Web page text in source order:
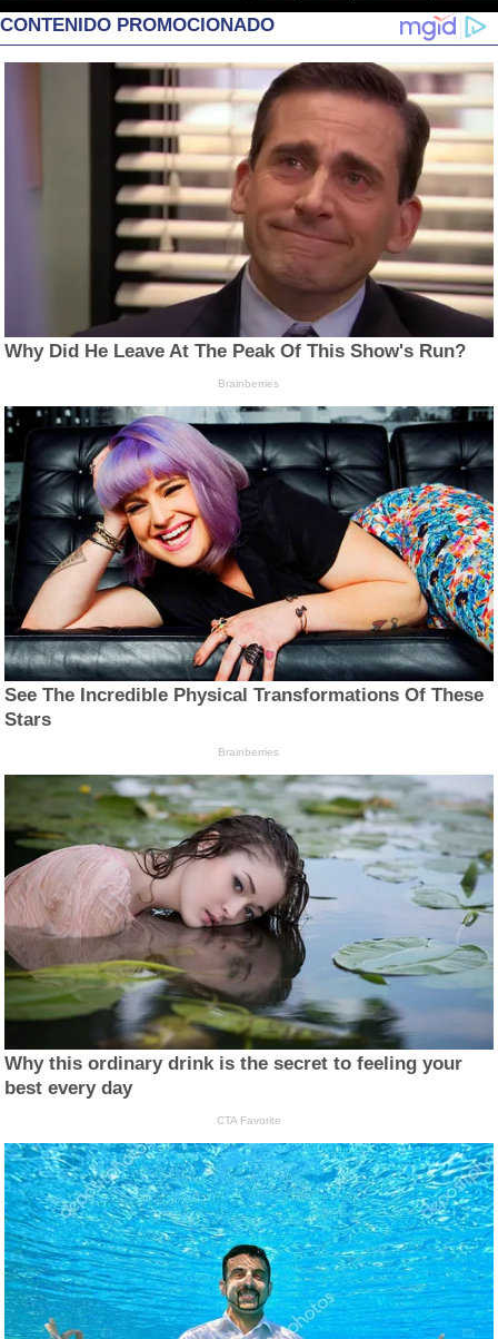
CONTENIDO PROMOCIONADO
Why Did He Leave At The Peak Of This Show's Run?
Brainberries
See The Incredible Physical Transformations Of These
Stars
Brainberries
Why this ordinary drink is the secret to feeling your
best every day
CTA Favorite